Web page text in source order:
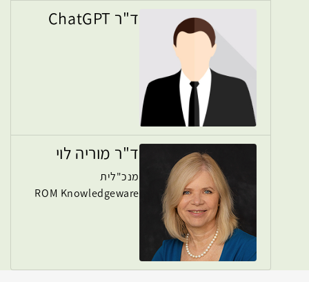
ד"ר ChatGPT
ד"ר מוריה לוי
מנכ"לית
ROM Knowledgeware